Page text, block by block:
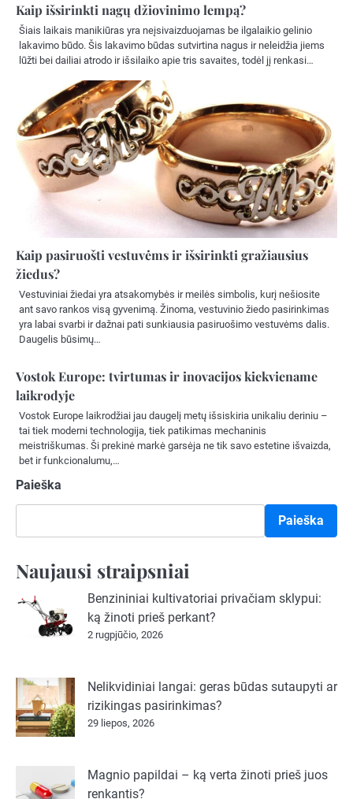
Kaip išsirinkti nagų džiovinimo lempą?
Šiais laikais manikiūras yra neįsivaizduojamas be ilgalaikio gelinio
lakavimo būdo. Šis lakavimo būdas sutvirtina nagus ir neleidžia jiems
lūžti bei dailiai atrodo ir išsilaiko apie tris savaites, todėl jį renkasi…
Kaip pasiruošti vestuvėms ir išsirinkti gražiausius
žiedus?
Vestuviniai žiedai yra atsakomybės ir meilės simbolis, kurį nešiosite
ant savo rankos visą gyvenimą. Žinoma, vestuvinio žiedo pasirinkimas
yra labai svarbi ir dažnai pati sunkiausia pasiruošimo vestuvėms dalis.
Daugelis būsimų…
Vostok Europe: tvirtumas ir inovacijos kiekviename
laikrodyje
Vostok Europe laikrodžiai jau daugelį metų išsiskiria unikaliu deriniu –
tai tiek moderni technologija, tiek patikimas mechaninis
meistriškumas. Ši prekinė markė garsėja ne tik savo estetine išvaizda,
bet ir funkcionalumu,…
Paieška
Paieška
Naujausi straipsniai
Benzininiai kultivatoriai privačiam sklypui:
ką žinoti prieš perkant?
2 rugpjūčio, 2026
Nelikvidiniai langai: geras būdas sutaupyti ar
rizikingas pasirinkimas?
29 liepos, 2026
Magnio papildai – ką verta žinoti prieš juos
renkantis?